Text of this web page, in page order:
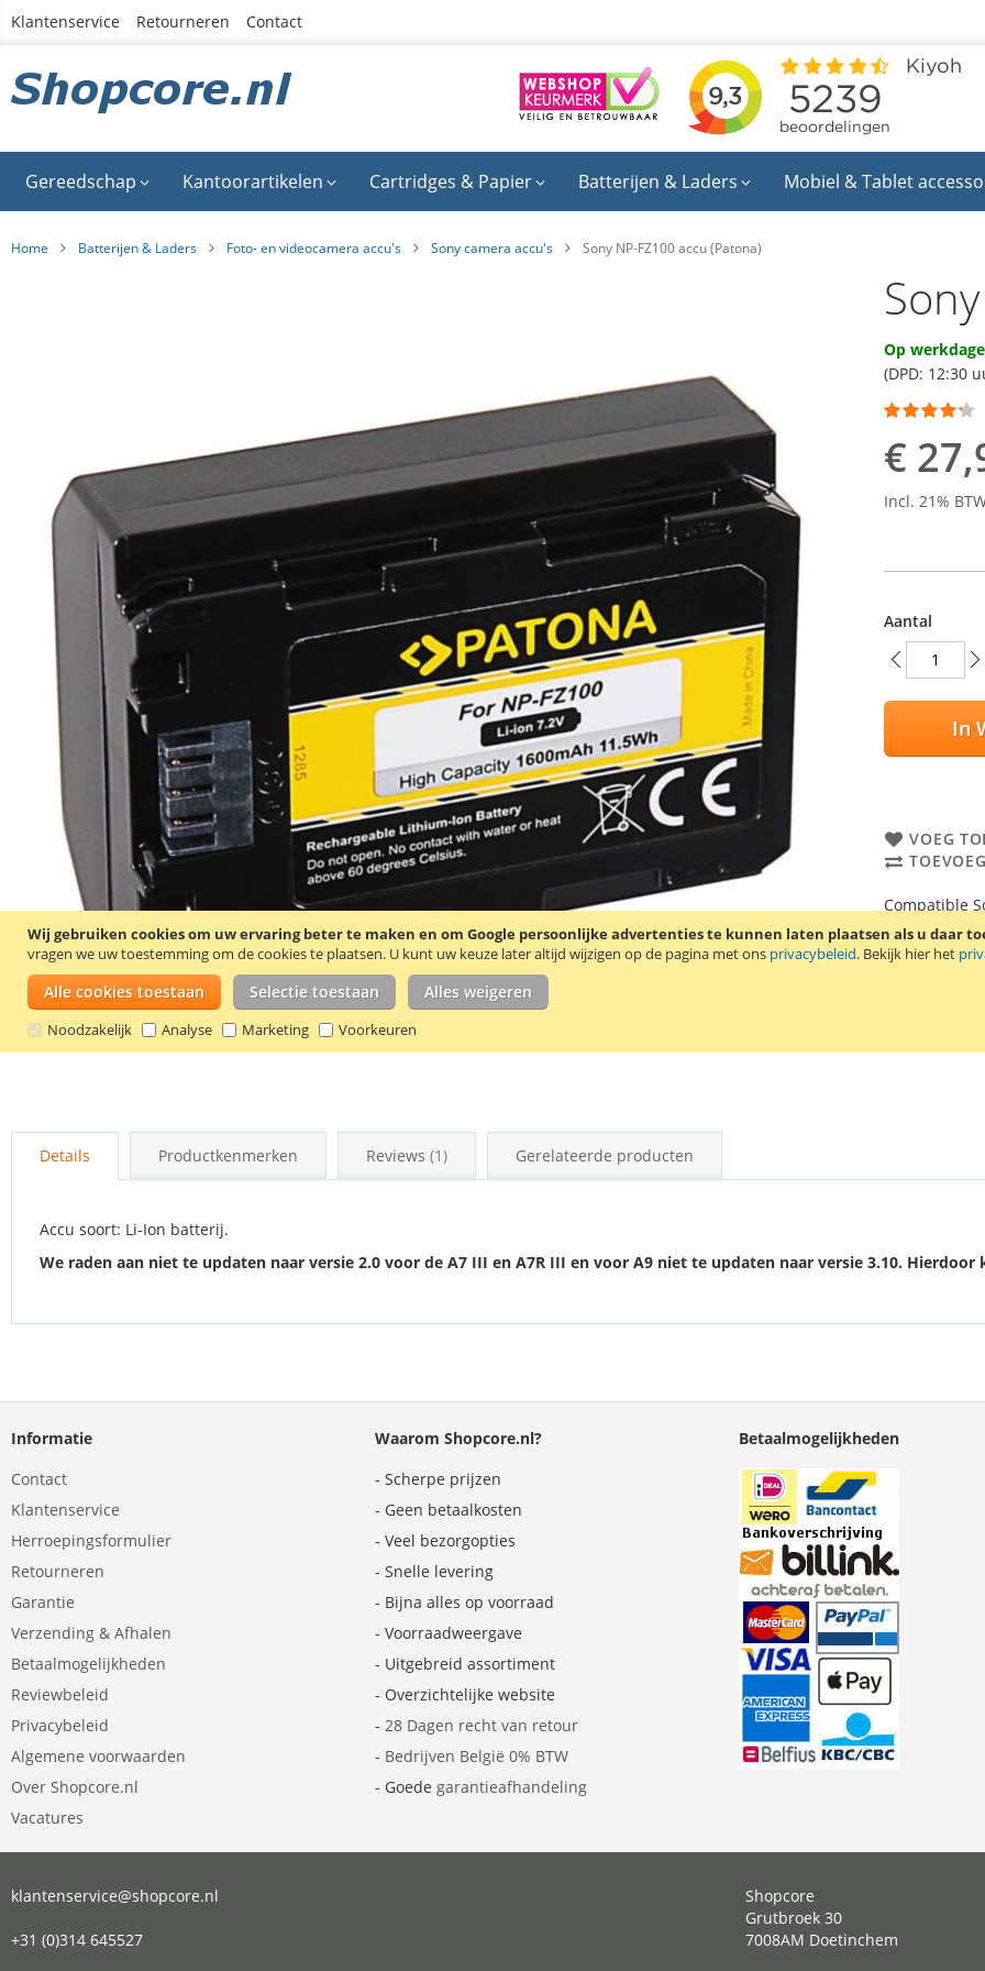
Wij gebruiken cookies om uw ervaring beter te maken en om Google persoonlijke advertenties te kunnen laten plaatsen als u daar
vragen we uw toestemming om de cookies te plaatsen. U kunt uw keuze later altijd wijzigen op de pagina met ons privacybeleid. Bekijk hier het
Alle cookies toestaan Selectie toestaan Alles weigeren
Noodzakelijk Analyse Marketing Voorkeuren
Ga
inhoud
Klantenservice Retourneren Contact
Gereedschap Kantoorartikelen Cartridges & Papier Batterijen & Laders Mobiel & Tablet
Home Batterijen & Laders Foto- en videocamera accu's Sony camera accu's Sony NP-FZ100 accu (Patona)
naar
gallerij
Op
(DPD: 12:30
Waardering:
€
Incl. 21%
Aantal
In
VOEG
Compatible
Geschikt voor
Alpha 9.
Details Productkenmerken Reviews 1 Gerelateerde producten
Accu soort: Li-Ion batterij.
We raden aan niet te updaten naar versie 2.0 voor de A7 III en A7R III en voor A9 niet te updaten naar versie 3.10.
Informatie
Contact
Klantenservice
Herroepingsformulier
Retourneren
Garantie
Verzending & Afhalen
Betaalmogelijkheden
Reviewbeleid
Privacybeleid
Algemene voorwaarden
Over Shopcore.nl
Vacatures
Waarom Shopcore.nl?
- Scherpe prijzen
- Geen betaalkosten
- Veel bezorgopties
- Snelle levering
- Bijna alles op voorraad
- Voorraadweergave
- Uitgebreid assortiment
- Overzichtelijke website
- 28 Dagen recht van retour
- Bedrijven België 0% BTW
- Goede garantieafhandeling
Betaalmogelijkheden
klantenservice@shopcore.nl
+31 (0)314 645527
Shopcore
Grutbroek 30
7008AM Doetinchem